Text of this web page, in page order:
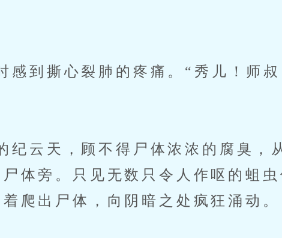
到撕心裂肺的疼痛。“秀儿！师叔
云天，顾不得尸体浓浓的腐臭，
体旁。只见无数只令人作呕的蛆虫
爬出尸体，向阴暗之处疯狂涌动。